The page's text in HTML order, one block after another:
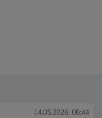
14.05.2026, 08:44